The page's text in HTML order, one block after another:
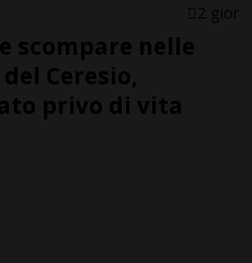
2 gior
scompare nelle
Ceresio,
privo di vita